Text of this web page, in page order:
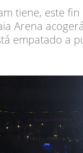
tiene, este
Arena
empatado a